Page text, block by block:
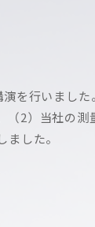
を行いました。
2）当社の
した。